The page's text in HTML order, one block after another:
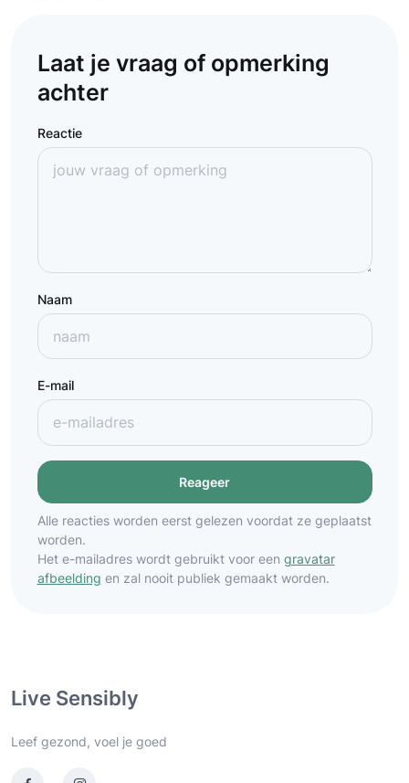
Laat je vraag of opmerking
achter
Reactie
Naam
E-mail
Alle reacties worden eerst gelezen voordat ze geplaatst
worden.
Het e-mailadres wordt gebruikt voor een gravatar
afbeelding en zal nooit publiek gemaakt worden.
Live Sensibly
Leef gezond, voel je goed